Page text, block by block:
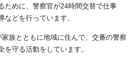
ために、警察官が24時間交替で仕事
などを行っています。
族とともに地域に住んで、交番の警察
を守る活動をしています。